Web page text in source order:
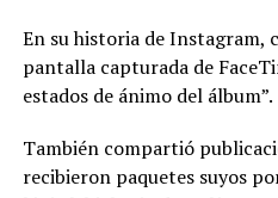
En su historia de Instagram,
pantalla capturada de
estados de ánimo del álbum”.
También compartió
recibieron paquetes suyos